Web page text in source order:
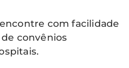
com facilidade
convênios